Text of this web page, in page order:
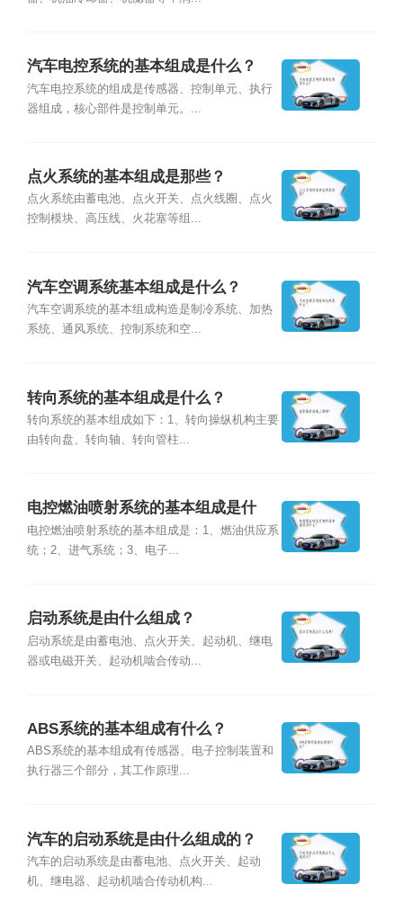
汽车电控系统的基本组成是什么？
汽车电控系统的组成是传感器、控制单元、执行
器组成，核心部件是控制单元。...
点火系统的基本组成是那些？
点火系统由蓄电池、点火开关、点火线圈、点火
控制模块、高压线、火花塞等组...
汽车空调系统基本组成是什么？
汽车空调系统的基本组成构造是制冷系统、加热
系统、通风系统、控制系统和空...
转向系统的基本组成是什么？
转向系统的基本组成如下：1、转向操纵机构主要
由转向盘、转向轴、转向管柱...
电控燃油喷射系统的基本组成是什
么？
电控燃油喷射系统的基本组成是：1、燃油供应系
统；2、进气系统；3、电子...
启动系统是由什么组成？
启动系统是由蓄电池、点火开关、起动机、继电
器或电磁开关、起动机啮合传动...
ABS系统的基本组成有什么？
ABS系统的基本组成有传感器、电子控制装置和
执行器三个部分，其工作原理...
汽车的启动系统是由什么组成的？
汽车的启动系统是由蓄电池、点火开关、起动
机、继电器、起动机啮合传动机构...